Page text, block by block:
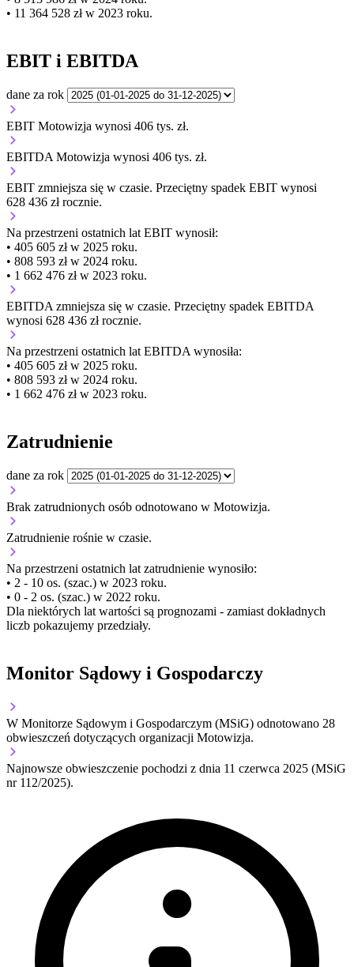
• 11 364 528 zł w 2023 roku.
EBIT i EBITDA
dane za rok
EBIT Motowizja wynosi 406 tys. zł.
EBITDA Motowizja wynosi 406 tys. zł.
EBIT zmniejsza się w czasie. Przeciętny spadek EBIT wynosi
628 436 zł rocznie.
Na przestrzeni ostatnich lat EBIT wynosił:
• 405 605 zł w 2025 roku.
• 808 593 zł w 2024 roku.
• 1 662 476 zł w 2023 roku.
EBITDA zmniejsza się w czasie. Przeciętny spadek EBITDA
wynosi 628 436 zł rocznie.
Na przestrzeni ostatnich lat EBITDA wynosiła:
• 405 605 zł w 2025 roku.
• 808 593 zł w 2024 roku.
• 1 662 476 zł w 2023 roku.
Zatrudnienie
dane za rok
Brak zatrudnionych osób odnotowano w Motowizja.
Zatrudnienie rośnie w czasie.
Na przestrzeni ostatnich lat zatrudnienie wynosiło:
• 2 - 10 os. (szac.) w 2023 roku.
• 0 - 2 os. (szac.) w 2022 roku.
Dla niektórych lat wartości są prognozami - zamiast dokładnych
liczb pokazujemy przedziały.
Monitor Sądowy i Gospodarczy
W Monitorze Sądowym i Gospodarczym (MSiG) odnotowano 28
obwieszczeń dotyczących organizacji Motowizja.
Najnowsze obwieszczenie pochodzi z dnia 11 czerwca 2025 (MSiG
nr 112/2025).